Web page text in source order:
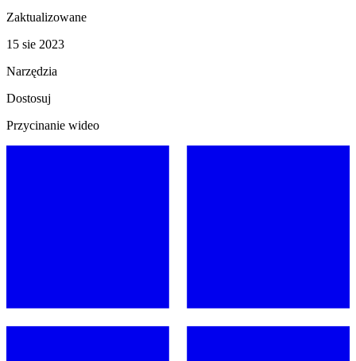
Zaktualizowane
15 sie 2023
Narzędzia
Dostosuj
Przycinanie wideo